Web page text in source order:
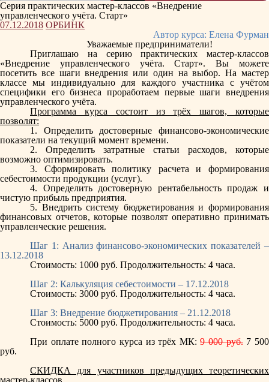
Серия практических мастер-классов «Внедрение
управленческого учёта. Старт»
07.12.2018 ОРБИНК
Автор курса: Елена Фурман
Уважаемые предприниматели!
Приглашаю на серию практических мастер-классов
«Внедрение управленческого учёта. Старт». Вы можете
посетить все шаги внедрения или один на выбор. На мастер
классе мы индивидуально для каждого участника с учётом
специфики его бизнеса проработаем первые шаги внедрения
управленческого учёта.
Программа курса состоит из трёх шагов, которые
позволят:
1. Определить достоверные финансово-экономические
показатели на текущий момент времени.
2. Определить затратные статьи расходов, которые
возможно оптимизировать.
3. Сформировать политику расчета и формирования
себестоимости продукции (услуг).
4. Определить достоверную рентабельность продаж и
чистую прибыль предприятия.
5. Внедрить систему бюджетирования и формирования
финансовых отчетов, которые позволят оперативно принимать
управленческие решения.
Шаг 1: Анализ финансово-экономических показателей –
13.12.2018
Стоимость: 1000 руб. Продолжительность: 4 часа.
Шаг 2: Калькуляция себестоимости – 17.12.2018
Стоимость: 3000 руб. Продолжительность: 4 часа.
Шаг 3: Внедрение бюджетирования – 21.12.2018
Стоимость: 5000 руб. Продолжительность: 4 часа.
При оплате полного курса из трёх МК:9 000 руб.7 500
руб.
СКИДКА для участников предыдущих теоретических
мастер-классов.